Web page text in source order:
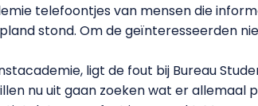
telefoontjes van mensen die
stond. Om de geïnteresseerden
ligt de fout bij Bureau
nu uit gaan zoeken wat er allemaal